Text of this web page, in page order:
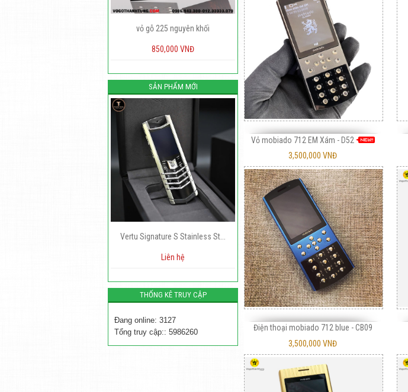
Vỏ nokia 515 hợp kim moka red
2,300,000 VNĐ
Mobiado 3 GCB Trong Dong
4,000,000 VNĐ
SẢN PHẨM MỚI
Thay Màn Hình Vertu Quantum Flip
Liên hệ
Bellperre Rose Gold cá sấu Green
12,500,000 VNĐ
THỐNG KÊ TRUY CẬP
Đang online: 3127
Tổng truy cập:: 5986260
Vỏ mobiado 712 EM Xám - D52
3,500,000 VNĐ
Điện thoại mobiado 712 blue - CB09
3,500,000 VNĐ